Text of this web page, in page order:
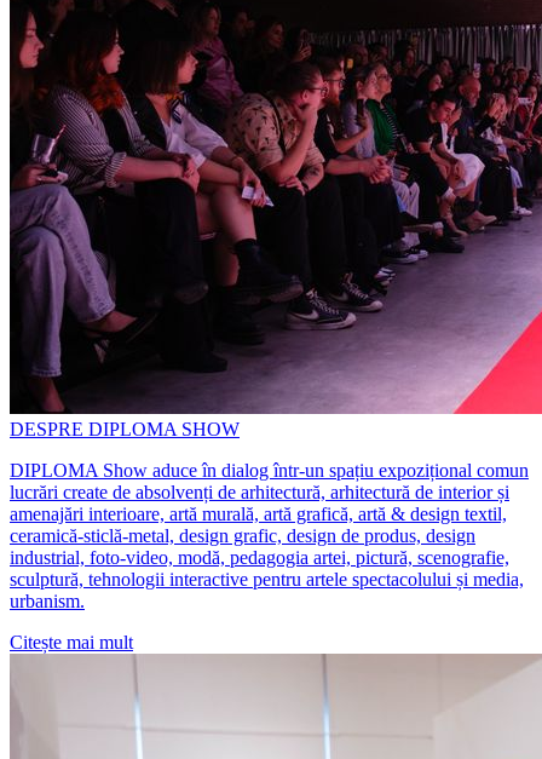
DESPRE DIPLOMA SHOW
DIPLOMA Show aduce în dialog într-un spațiu expozițional comun
lucrări create de absolvenți de arhitectură, arhitectură de interior și
amenajări interioare, artă murală, artă grafică, artă & design textil,
ceramică-sticlă-metal, design grafic, design de produs, design
industrial, foto-video, modă, pedagogia artei, pictură, scenografie,
sculptură, tehnologii interactive pentru artele spectacolului și media,
urbanism.
Citește mai mult